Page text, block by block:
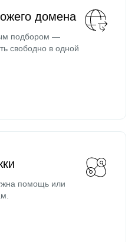
домена
подбором —
свободно в одной
помощь или